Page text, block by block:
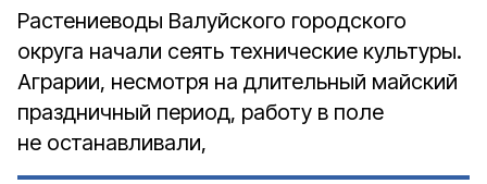
Растениеводы Валуйского городского
округа начали сеять технические культуры.
Аграрии, несмотря на длительный майский
праздничный период, работу в поле
не останавливали,